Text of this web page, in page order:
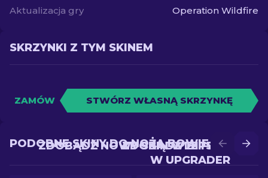
Aktualizacja gry Operation Wildfire
SKRZYNKI Z TYM SKINEM
ZAMÓW STWÓRZ WŁASNĄ SKRZYNKĘ
ZDOBĄDŹ LEPSZY SKIN
W UPGRADER
ZDOBĄDŹ NOWY SKIN W BITWIE
PODOBNE SKINY DO NOŻA BOWIE